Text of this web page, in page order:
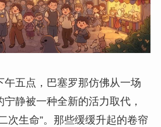
午五点，巴塞罗那仿佛从一场
静被一种全新的活力取代，
次生命”。那些缓缓升起的卷帘